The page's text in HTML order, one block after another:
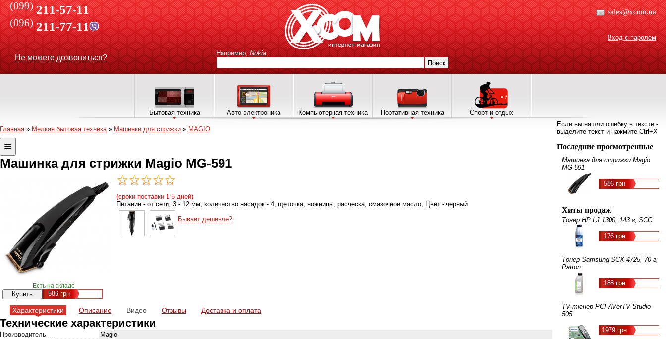
(099) 211-57-11
(096)211-77-11
Не можете дозвониться?
sales@xcom.ua
Вход с паролем
Например, Nokia
Поиск
Бытовая техника Авто-электроника Компьютерная техника Портативная техника Спорт и отдых
Главная » Мелкая бытовая техника» Машинки для стрижки » MAGIO
Машинка для стрижки Magio MG-591
Есть на складе
586грн
(сроки поставки 1-5 дней)
Питание - от сети, 3 - 12 мм, количество насадок - 4, щеточка, ножницы, расческа, смазочное масло, Цвет - черный
Бывает дешевле?
Характеристики Описание Видео Отзывы Доставка и оплата
Технические характеристики
Производитель
Magio
Если вы нашли ошибку в тексте -
выделите текст и нажмите Ctrl+X
Последние просмотренные
Машинка для стрижки Magio
MG-591
586 грн
Хиты продаж
Тонер HP LJ 1300, 143 г, SCC
176 грн
Тонер Samsung SCX-4725, 70 г,
Patron
188 грн
TV-тюнер PCI AVerTV Studio
505
1979 грн